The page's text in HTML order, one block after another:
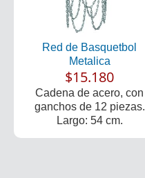
Red de Basquetbol
Metalica
$15.180
Cadena de acero, con
ganchos de 12 piezas.
Largo: 54 cm.